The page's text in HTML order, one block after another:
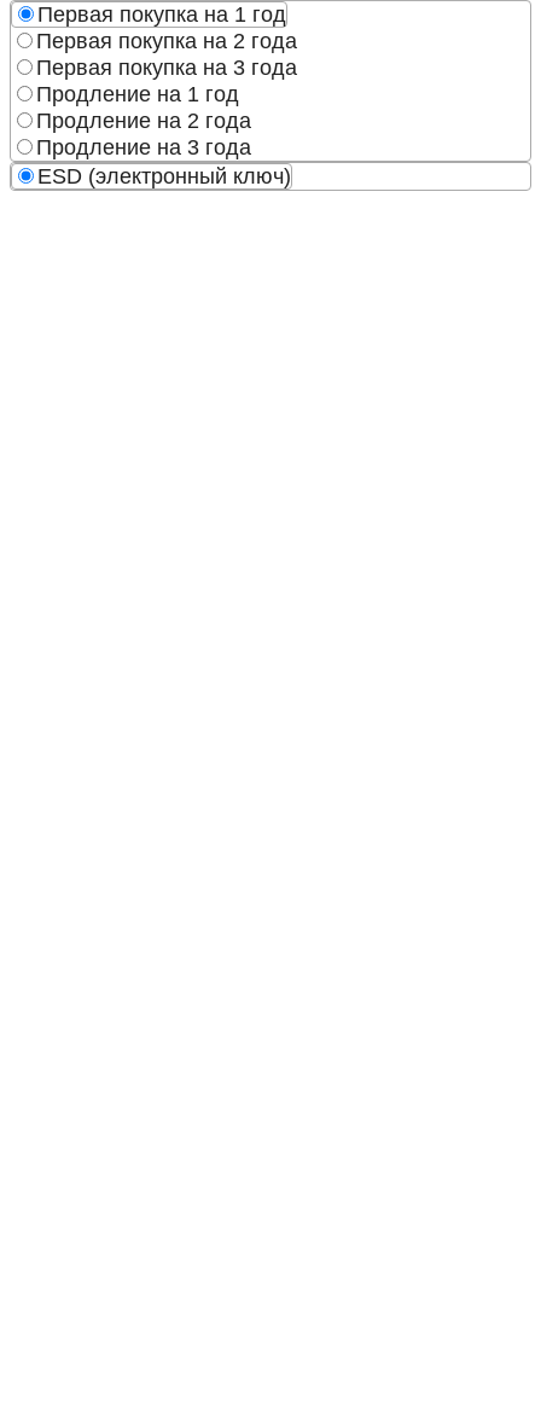
Первая покупка на 1 год
Первая покупка на 2 года
Первая покупка на 3 года
Продление на 1 год
Продление на 2 года
Продление на 3 года
ESD (электронный ключ)